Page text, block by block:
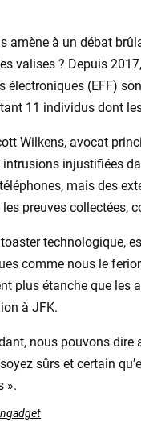
amène à un débat
valises ? Depuis
électroniques (EFF)
11 individus dont
Wilkens, avocat
injustifiées
mais des
preuves collectées,
technologique,
comme nous le
plus étanche que les
à JFK.
nous pouvons
sûrs et certain
».